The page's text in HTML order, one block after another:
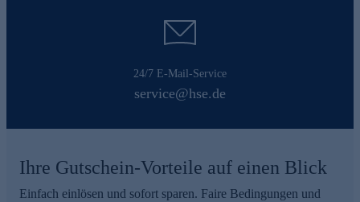
24/7 E-Mail-Service
service@hse.de
Ihre Gutschein-Vorteile auf einen Blick
Einfach einlösen und sofort sparen. Faire Bedingungen und